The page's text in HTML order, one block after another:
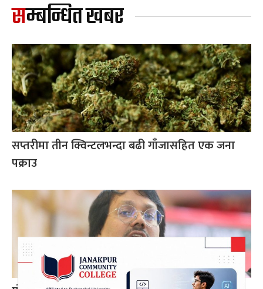
सम्बन्धित खबर
सप्तरीमा तीन क्विन्टलभन्दा बढी गाँजासहित एक जना
पक्राउ